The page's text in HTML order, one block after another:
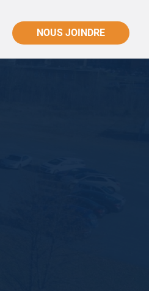
NOUS JOINDRE